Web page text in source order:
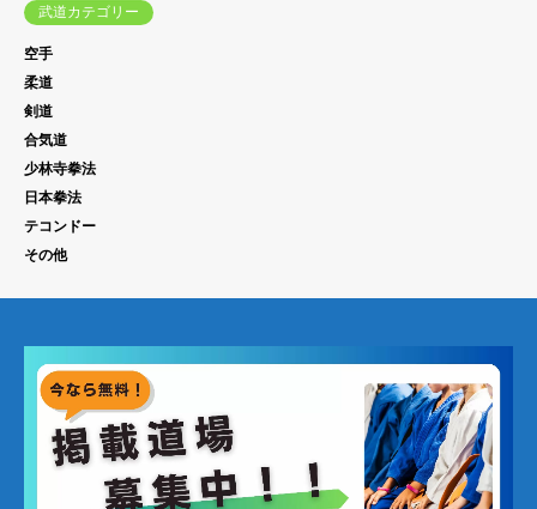
武道カテゴリー
空手
柔道
剣道
合気道
少林寺拳法
日本拳法
テコンドー
その他